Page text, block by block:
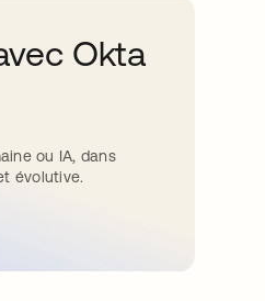
Okta
ou IA, dans
évolutive.